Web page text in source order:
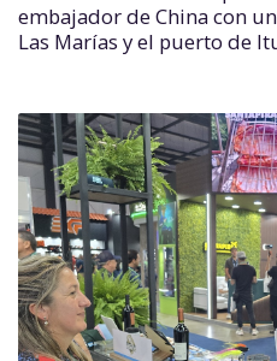
embajador de China con
Las Marías y el puerto de